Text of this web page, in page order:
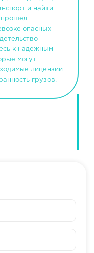
и найти
прошел
опасных
к надежным
могут
лицензии
грузов.